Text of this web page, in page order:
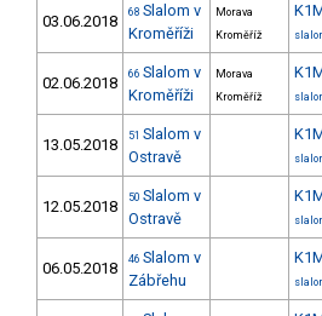
03.06.2018 68 Slalom v
Kroměříži
Morava
Kroměříž
02.06.2018 66 Slalom v
Kroměříži
Morava
Kroměříž
13.05.2018 51 Slalom v
Ostravě
12.05.2018 50 Slalom v
Ostravě
06.05.2018 46 Slalom v
Zábřehu